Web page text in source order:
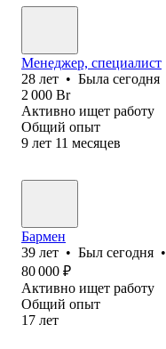
Менеджер, специалист
28 лет • Была сегодня
2 000 Br
Активно ищет работу
Общий опыт
9 лет 11 месяцев
Бармен
39 лет • Был сегодня •
80 000 ₽
Активно ищет работу
Общий опыт
17 лет